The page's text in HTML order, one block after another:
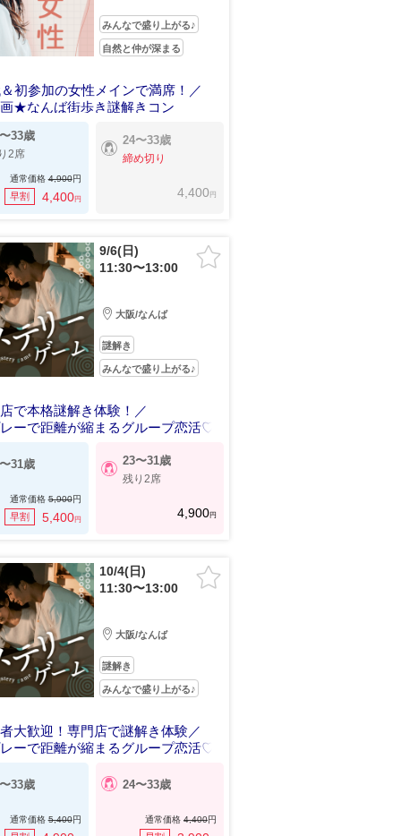
みんなで盛り上がる♪
自然と仲が深まる
初参加の女性メインで満席！／
★なんば街歩き謎解きコン
33歳
2席
通常価格4,900円
早割 4,400円
24〜33歳
締め切り
4,400 円
9/6(日)
11:30〜13:00
大阪/なんば
謎解き
みんなで盛り上がる♪
で本格謎解き体験！／
ーで距離が縮まるグループ恋活♡
31歳
通常価格5,900円
早割 5,400円
23〜31歳
残り2席
4,900円
10/4(日)
11:30〜13:00
大阪/なんば
謎解き
みんなで盛り上がる♪
大歓迎！専門店で謎解き体験／
ーで距離が縮まるグループ恋活♡
33歳
通常価格5,400円
24〜33歳
通常価格 4,400円